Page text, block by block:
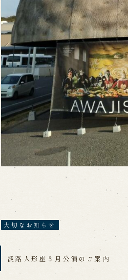
大切なお知らせ
淡路人形座３月公演のご案内